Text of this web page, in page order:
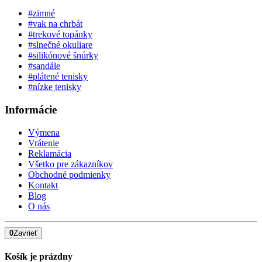
#zimné
#vak na chrbát
#trekové topánky
#slnečné okuliare
#silikónové šnúrky
#sandále
#plátené tenisky
#nízke tenisky
Informácie
Výmena
Vrátenie
Reklamácia
Všetko pre zákazníkov
Obchodné podmienky
Kontakt
Blog
O nás
0Zavrieť
Košík je prázdny